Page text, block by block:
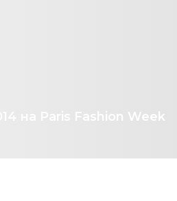
на Paris Fashion Week